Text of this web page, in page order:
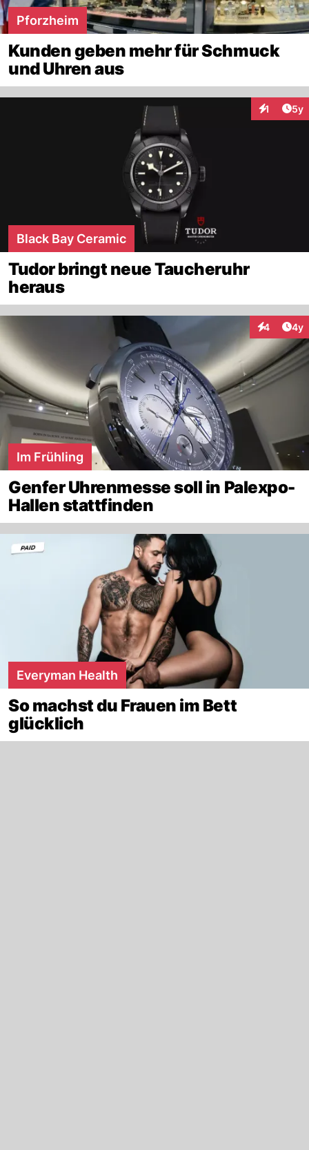
Pforzheim
Kunden geben mehr für Schmuck
und Uhren aus
1 5y
Black Bay Ceramic
Tudor bringt neue Taucheruhr
heraus
4 4y
Im Frühling
Genfer Uhrenmesse soll in Palexpo-
Hallen stattfinden
Everyman Health
So machst du Frauen im Bett
glücklich